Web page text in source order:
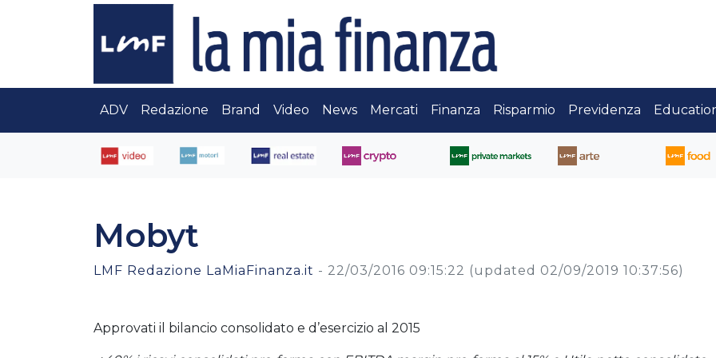
ADV Redazione Brand Video News Mercati Finanza Risparmio Previdenza
Mobyt
LMF Redazione LaMiaFinanza.it - 22/03/2016 09:15:22 (updated 02/09/2019 10:37:56)
Approvati il bilancio consolidato e d’esercizio al 2015